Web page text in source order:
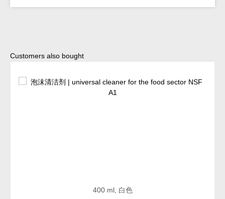
Skip product gallery
Customers also bought
400 ml, 白色